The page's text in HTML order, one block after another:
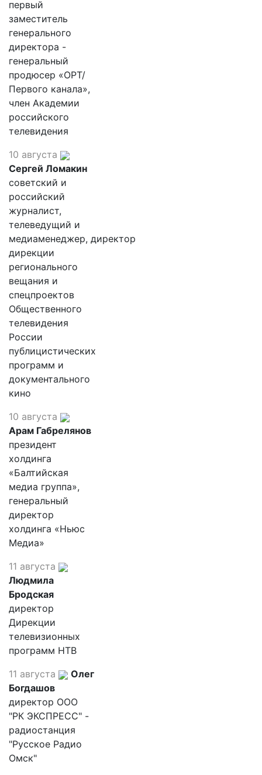
первый
заместитель
генерального
директора -
генеральный
продюсер «ОРТ/
Первого канала»,
член Академии
российского
телевидения
10 августа
Сергей Ломакин
советский и
российский
журналист,
телеведущий и
медиаменеджер, директор
дирекции
регионального
вещания и
спецпроектов
Общественного
телевидения
России
публицистических
программ и
документального
кино
10 августа
Арам Габрелянов
президент
холдинга
«Балтийская
медиа группа»,
генеральный
директор
холдинга «Ньюс
Медиа»
11 августа
Людмила
Бродская
директор
Дирекции
телевизионных
программ НТВ
11 августа
Олег
Богдашов
директор ООО
"РК ЭКСПРЕСС" -
радиостанция
"Русское Радио
Омск"